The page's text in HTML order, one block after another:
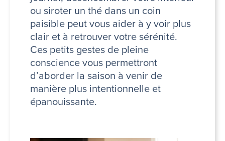
ou siroter un thé dans un coin
paisible peut vous aider à y voir plus
clair et à retrouver votre sérénité.
Ces petits gestes de pleine
conscience vous permettront
d’aborder la saison à venir de
manière plus intentionnelle et
épanouissante.